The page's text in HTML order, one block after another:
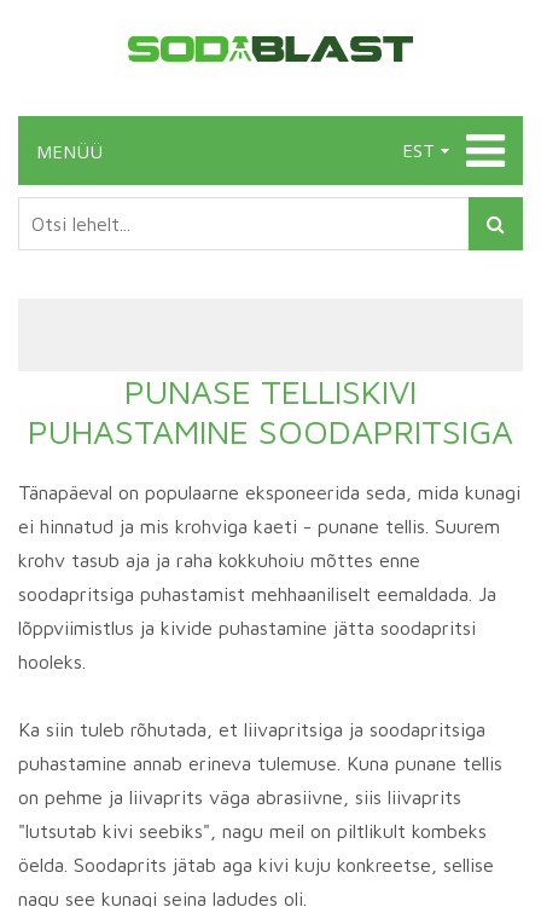
EST
MENÜÜ
PUNASE TELLISKIVI
PUHASTAMINE SOODAPRITSIGA
Tänapäeval on populaarne eksponeerida seda, mida kunagi
ei hinnatud ja mis krohviga kaeti - punane tellis. Suurem
krohv tasub aja ja raha kokkuhoiu mõttes enne
soodapritsiga puhastamist mehhaaniliselt eemaldada. Ja
lõppviimistlus ja kivide puhastamine jätta soodapritsi
hooleks.
Ka siin tuleb rõhutada, et liivapritsiga ja soodapritsiga
puhastamine annab erineva tulemuse. Kuna punane tellis
on pehme ja liivaprits väga abrasiivne, siis liivaprits
"lutsutab kivi seebiks", nagu meil on piltlikult kombeks
öelda. Soodaprits jätab aga kivi kuju konkreetse, sellise
nagu see kunagi seina ladudes oli.